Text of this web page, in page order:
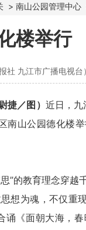
> 南山公园管理中心
楼举行
社 九江市广播电视台
／图） 近日，
南山公园德化楼
”的教育理念穿越
想为魂，不仅重
《面朝大海，